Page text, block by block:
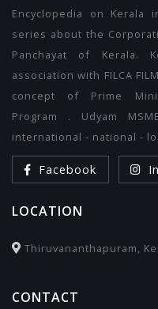
Encyclopedia on Kerala
series about the
Panchayat of Kerala.
association with FILCA
concept of Prime
Program . Udyam
international - national -
Facebook
LOCATION
Thiruvananthapuram,
CONTACT